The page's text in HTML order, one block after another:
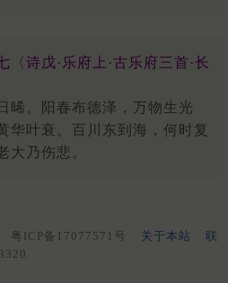
〈诗戊·乐府上·古乐府三首·长
晞。阳春布德泽，万物生光
华叶衰。百川东到海，何时复
大乃伤悲。
粤ICP备17077571号 关于本站
联